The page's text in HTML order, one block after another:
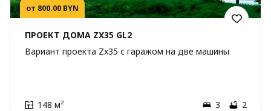
от 800.00 BYN
ПРОЕКТ ДОМА ZX35 GL2
Вариант проекта Zx35 с гаражом на две машины
148 м² 3 2